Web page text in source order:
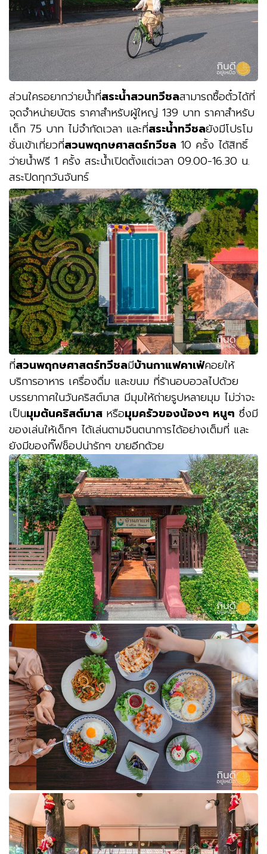
ส่วนใครอยากว่ายน้ำที่สระน้ำสวนทวีชลสามารถซื้อตั๋วได้ที่
จุดจำหน่ายบัตร ราคาสำหรับผู้ใหญ่ 139 บาท ราคาสำหรับ
เด็ก 75 บาท ไม่จำกัดเวลา และที่สระน้ำทวีชลยังมีโปรโม
ชั่นเข้าเที่ยวที่สวนพฤกษศาสตร์ทวีชล 10 ครั้ง ได้สิทธิ์
ว่ายน้ำฟรี 1 ครั้ง สระน้ำเปิดตั้งแต่เวลา 09.00-16.30 น.
สระปิดทุกวันจันทร์
ที่สวนพฤกษศาสตร์ทวีชลมีบ้านกาแฟคาเฟ่คอยให้
บริการอาหาร เครื่องดื่ม และขนม ที่ร้านอบอวลไปด้วย
บรรยากาศในวันคริสต์มาส มีมุมให้ถ่ายรูปหลายมุม ไม่ว่าจะ
เป็นมุมต้นคริสต์มาส หรือมุมครัวของน้องๆ หนูๆ ซึ่งมี
ของเล่นให้เด็กๆ ได้เล่นตามจินตนาการได้อย่างเต็มที่ และ
ยังมีของกิ๊ฟช็อปน่ารักๆ ขายอีกด้วย